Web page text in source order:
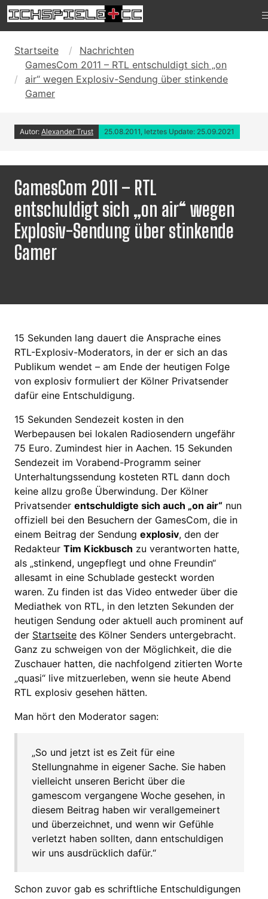
Startseite
Nachrichten
GamesCom 2011 – RTL entschuldigt sich „on
air“ wegen Explosiv-Sendung über stinkende
Gamer
Autor: Alexander Trust 25.08.2011, letztes Update: 25.09.2021
GamesCom 2011 – RTL
entschuldigt sich „on air“ wegen
Explosiv-Sendung über stinkende
Gamer
15 Sekunden lang dauert die Ansprache eines
RTL-Explosiv-Moderators, in der er sich an das
Publikum wendet – am Ende der heutigen Folge
von explosiv formuliert der Kölner Privatsender
dafür eine Entschuldigung.
15 Sekunden Sendezeit kosten in den
Werbepausen bei lokalen Radiosendern ungefähr
75 Euro. Zumindest hier in Aachen. 15 Sekunden
Sendezeit im Vorabend-Programm seiner
Unterhaltungssendung kosteten RTL dann doch
keine allzu große Überwindung. Der Kölner
Privatsender entschuldigte sich auch „on air“ nun
offiziell bei den Besuchern der GamesCom, die in
einem Beitrag der Sendung explosiv, den der
Redakteur Tim Kickbusch zu verantworten hatte,
als „stinkend, ungepflegt und ohne Freundin“
allesamt in eine Schublade gesteckt worden
waren. Zu finden ist das Video entweder über die
Mediathek von RTL, in den letzten Sekunden der
heutigen Sendung oder aktuell auch prominent auf
der Startseite des Kölner Senders untergebracht.
Ganz zu schweigen von der Möglichkeit, die die
Zuschauer hatten, die nachfolgend zitierten Worte
„quasi“ live mitzuerleben, wenn sie heute Abend
RTL explosiv gesehen hätten.
Man hört den Moderator sagen:
„So und jetzt ist es Zeit für eine
Stellungnahme in eigener Sache. Sie haben
vielleicht unseren Bericht über die
gamescom vergangene Woche gesehen, in
diesem Beitrag haben wir verallgemeinert
und überzeichnet, und wenn wir Gefühle
verletzt haben sollten, dann entschuldigen
wir uns ausdrücklich dafür.“
Schon zuvor gab es schriftliche Entschuldigungen